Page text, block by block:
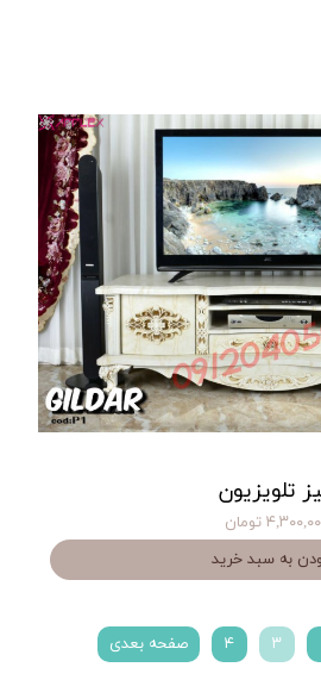
تلویزیون
تومان
به سبد خرید
۳ ۴ صفحه بعدی